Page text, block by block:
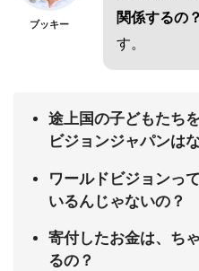
ブッキー
関係するの？
す。
途上国の子どもたち
ビジョンジャパンは
ワールドビジョンっ
いるんじゃないの？
寄付したお金は、ち
るの？